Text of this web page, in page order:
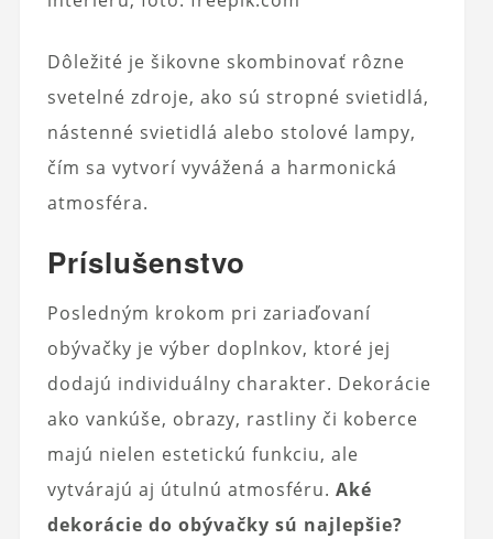
Dôležité je šikovne skombinovať rôzne
svetelné zdroje, ako sú stropné svietidlá,
nástenné svietidlá alebo stolové lampy,
čím sa vytvorí vyvážená a harmonická
atmosféra.
Príslušenstvo
Posledným krokom pri zariaďovaní
obývačky je výber doplnkov, ktoré jej
dodajú individuálny charakter. Dekorácie
ako vankúše, obrazy, rastliny či koberce
majú nielen estetickú funkciu, ale
vytvárajú aj útulnú atmosféru. Aké
dekorácie do obývačky sú najlepšie?